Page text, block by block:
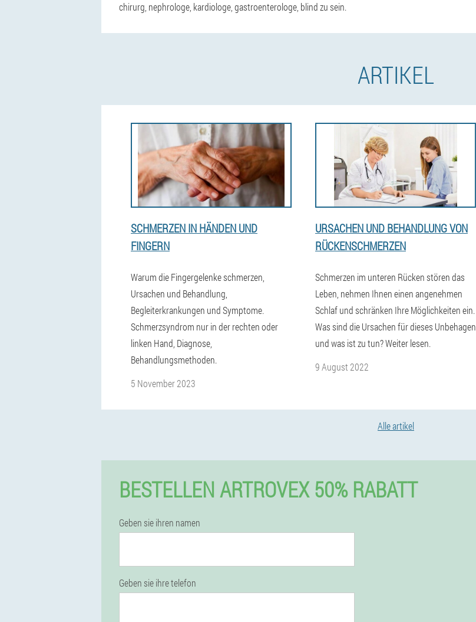
chirurg, nephrologe, kardiologe, gastroenterologe, blind zu sein.
ARTIKEL
SCHMERZEN IN HÄNDEN UND
FINGERN
Warum die Fingergelenke schmerzen,
Ursachen und Behandlung,
Begleiterkrankungen und Symptome.
Schmerzsyndrom nur in der rechten oder
linken Hand, Diagnose,
Behandlungsmethoden.
5 November 2023
URSACHEN UND BEHANDLUNG VON
RÜCKENSCHMERZEN
Schmerzen im unteren Rücken stören das
Leben, nehmen Ihnen einen angenehmen
Schlaf und schränken Ihre Möglichkeiten ein.
Was sind die Ursachen für dieses Unbehagen
und was ist zu tun? Weiter lesen.
9 August 2022
Alle artikel
BESTELLEN ARTROVEX 50% RABATT
Geben sie ihren namen
Geben sie ihre telefon